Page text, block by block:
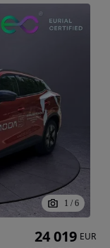
1 / 6
24 019 EUR